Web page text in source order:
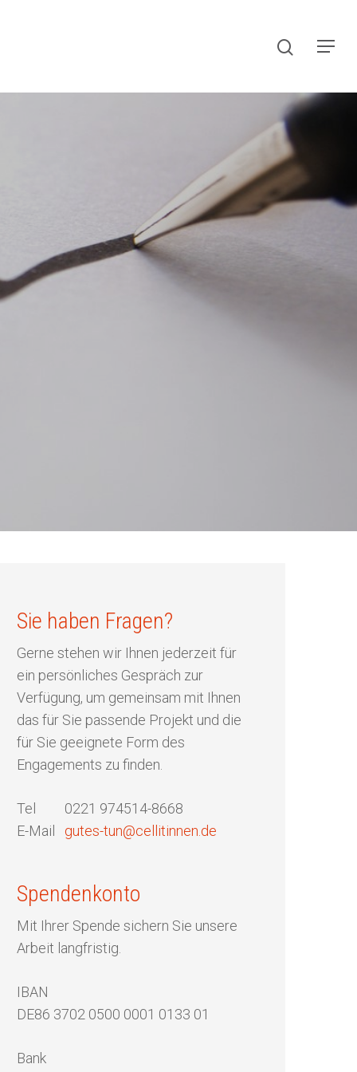
Sie haben Fragen?
Gerne stehen wir Ihnen jederzeit für
ein persönliches Gespräch zur
Verfügung, um gemeinsam mit Ihnen
das für Sie passende Projekt und die
für Sie geeignete Form des
Engagements zu finden.
Tel 0221 974514-8668
E-Mail gutes-tun@cellitinnen.de
Spendenkonto
Mit Ihrer Spende sichern Sie unsere
Arbeit langfristig.
IBAN
DE86 3702 0500 0001 0133 01
Bank